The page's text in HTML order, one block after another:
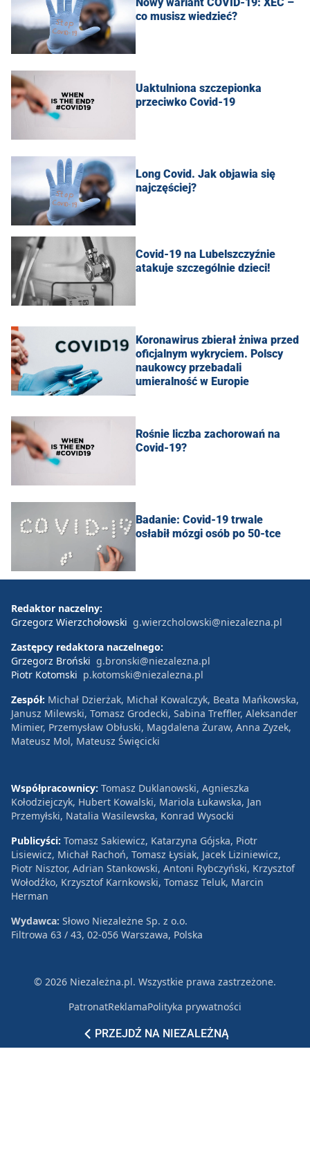
co musisz wiedzieć?
Uaktulniona szczepionka
przeciwko Covid-19
Long Covid. Jak objawia się
najczęściej?
Covid-19 na Lubelszczyźnie
atakuje szczególnie dzieci!
Koronawirus zbierał żniwa przed
oficjalnym wykryciem. Polscy
naukowcy przebadali
umieralność w Europie
Rośnie liczba zachorowań na
Covid-19?
Badanie: Covid-19 trwale
osłabił mózgi osób po 50-tce
PRZEJDŹ NA NIEZALEŻNĄ
Redaktor naczelny:
Grzegorz Wierzchołowski g.wierzcholowski@niezalezna.pl
Zastępcy redaktora naczelnego:
Grzegorz Broński g.bronski@niezalezna.pl
Piotr Kotomski p.kotomski@niezalezna.pl
Zespół: Michał Dzierżak, Michał Kowalczyk, Beata Mańkowska,
Janusz Milewski, Tomasz Grodecki, Sabina Treffler, Aleksander
Mimier, Przemysław Obłuski, Magdalena Żuraw, Anna Zyzek,
Mateusz Mol, Mateusz Święcicki
Współpracownicy: Tomasz Duklanowski, Agnieszka
Kołodziejczyk, Hubert Kowalski, Mariola Łukawska, Jan
Przemyłski, Natalia Wasilewska, Konrad Wysocki
Publicyści: Tomasz Sakiewicz, Katarzyna Gójska, Piotr
Lisiewicz, Michał Rachoń, Tomasz Łysiak, Jacek Liziniewicz,
Piotr Nisztor, Adrian Stankowski, Antoni Rybczyński, Krzysztof
Wołodźko, Krzysztof Karnkowski, Tomasz Teluk, Marcin
Herman
Wydawca: Słowo Niezależne Sp. z o.o.
Filtrowa 63 / 43, 02-056 Warszawa, Polska
© 2026 Niezależna.pl. Wszystkie prawa zastrzeżone.
PatronatReklamaPolityka prywatności